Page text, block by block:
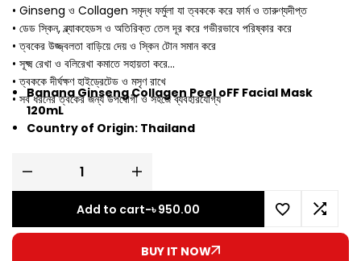
• Ginseng ও Collagen সমৃদ্ধ ফর্মুলা যা ত্বককে করে ফার্ম ও তারুণ্যদীপ্ত
• ডেড স্কিন, ব্ল্যাকহেডস ও অতিরিক্ত তেল দূর করে গভীরভাবে পরিষ্কার করে
• ত্বকের উজ্জ্বলতা বাড়িয়ে দেয় ও স্কিন টোন সমান করে
• সূক্ষ্ম রেখা ও বলিরেখা কমাতে সহায়তা করে
• ত্বককে দীর্ঘক্ষণ হাইড্রেটেড ও মসৃণ রাখে
• সব ধরনের ত্বকের জন্য উপযোগী ও সহজে ব্যবহারযোগ্য
Banana Ginseng Collagen Peel oFF Facial Mask
120mL
Country of Origin: Thailand
Add to cart-৳950.00
BUY IT NOW